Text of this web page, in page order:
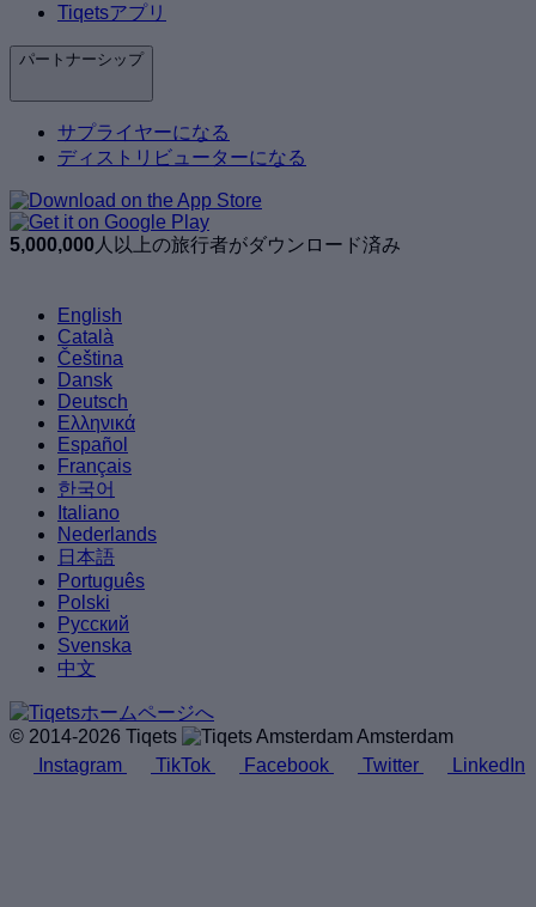
Tiqetsアプリ
パートナーシップ
サプライヤーになる
ディストリビューターになる
5,000,000 人以上の旅行者がダウンロード済み
English
Català
Čeština
Dansk
Deutsch
Ελληνικά
Español
Français
한국어
Italiano
Nederlands
日本語
Português
Polski
Русский
Svenska
中文
© 2014-2026 Tiqets
Amsterdam
Instagram
TikTok Facebook Twitter LinkedIn